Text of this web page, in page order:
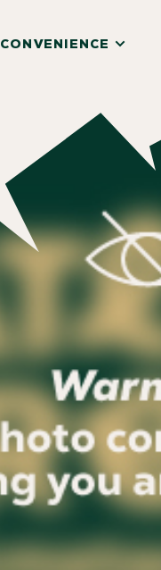
CONVENIENCE